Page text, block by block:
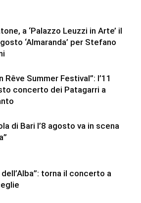
a ‘Palazzo Leuzzi in Arte’ il
‘Almaranda’ per Stefano
Rêve Summer Festival”: l’11
concerto dei Patagarri a
di Bari l’8 agosto va in scena
dell’Alba”: torna il concerto a